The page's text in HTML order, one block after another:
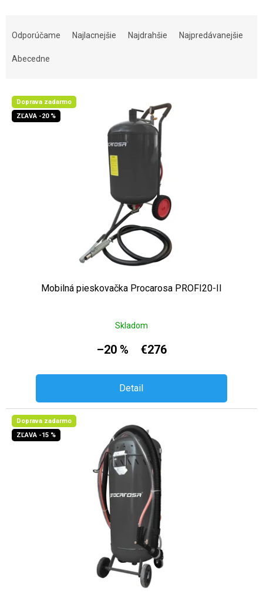
Odporúčame Najlacnejšie Najdrahšie Najpredávanejšie
Abecedne
Výpis produktov
Doprava zadarmo
ZĽAVA -20 %
Mobilná pieskovačka Procarosa PROFI20-II
Skladom
–20 % €276
Detail
Doprava zadarmo
ZĽAVA -15 %